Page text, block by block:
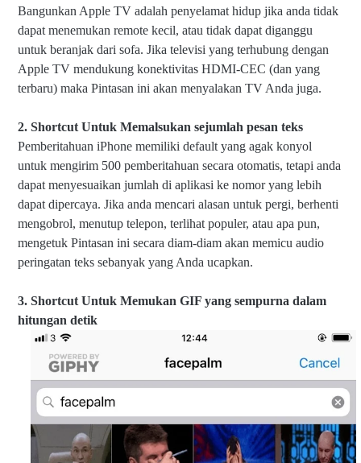
Bangunkan Apple TV adalah penyelamat hidup jika anda tidak
dapat menemukan remote kecil, atau tidak dapat diganggu
untuk beranjak dari sofa. Jika televisi yang terhubung dengan
Apple TV mendukung konektivitas HDMI-CEC (dan yang
terbaru) maka Pintasan ini akan menyalakan TV Anda juga.
2. Shortcut Untuk Memalsukan sejumlah pesan teks
Pemberitahuan iPhone memiliki default yang agak konyol
untuk mengirim 500 pemberitahuan secara otomatis, tetapi anda
dapat menyesuaikan jumlah di aplikasi ke nomor yang lebih
dapat dipercaya. Jika anda mencari alasan untuk pergi, berhenti
mengobrol, menutup telepon, terlihat populer, atau apa pun,
mengetuk Pintasan ini secara diam-diam akan memicu audio
peringatan teks sebanyak yang Anda ucapkan.
3. Shortcut Untuk Memukan GIF yang sempurna dalam
hitungan detik